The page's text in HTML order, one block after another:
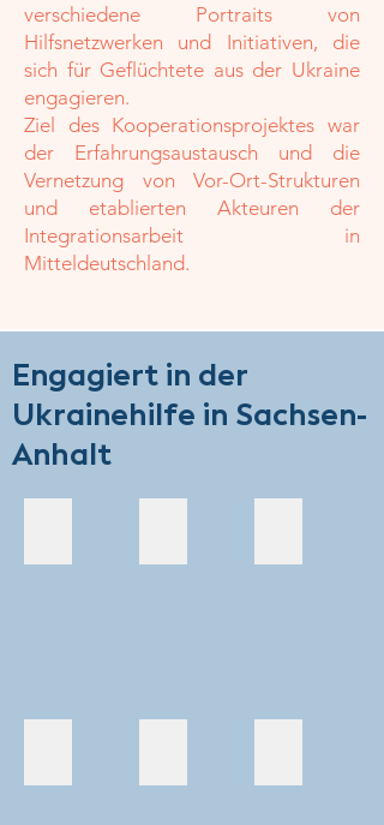
verschiedene Portraits von
Hilfsnetzwerken und Initiativen, die
sich für Geflüchtete aus der Ukraine
engagieren.
Ziel des Kooperationsprojektes war
der Erfahrungsaustausch und die
Vernetzung von Vor-Ort-Strukturen
und etablierten Akteuren der
Integrationsarbeit in
Mitteldeutschland.
Engagiert in der
Ukrainehilfe in Sachsen-
Anhalt